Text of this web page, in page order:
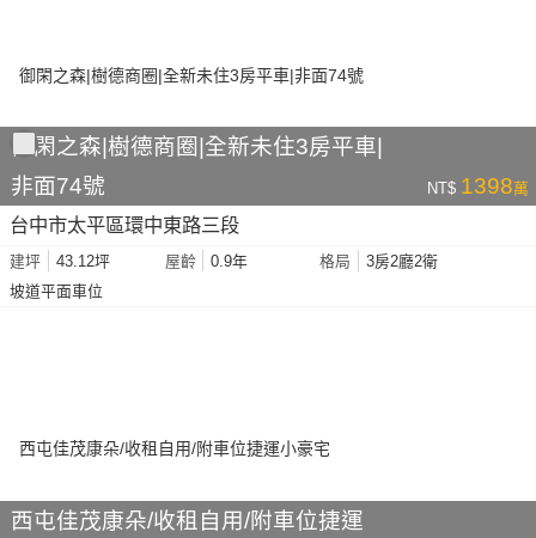
御閑之森|樹德商圈|全新未住3房平車|
非面74號
NT$ 1398萬
台中市太平區環中東路三段
建坪 43.12坪 屋齡 0.9年 格局
3房2廳2衛
坡道平面車位
西屯佳茂康朵/收租自用/附車位捷運